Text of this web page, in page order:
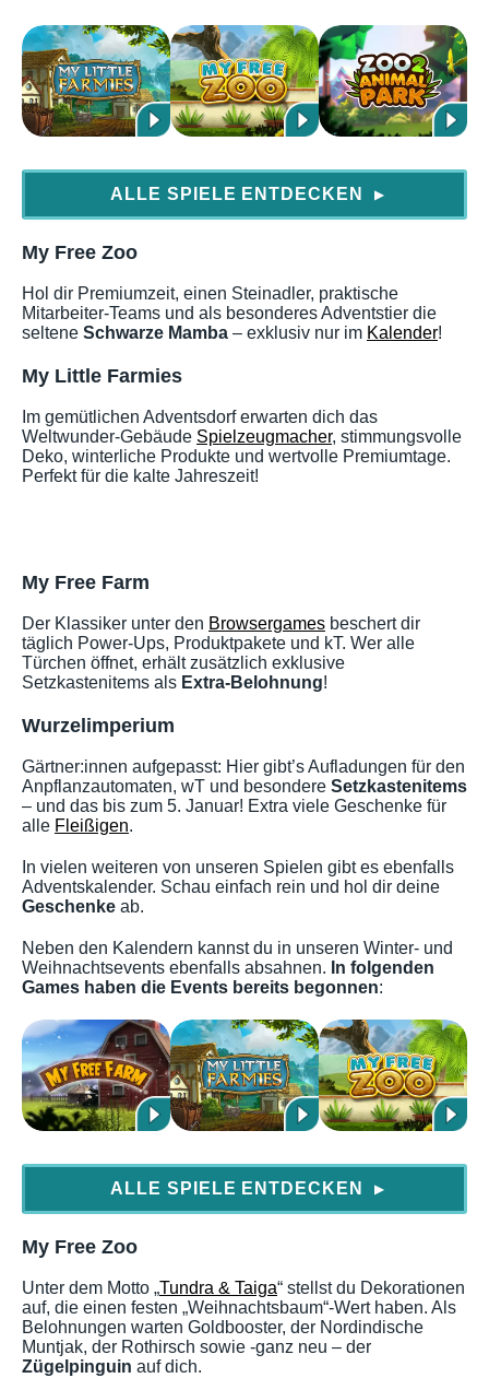
ALLE SPIELE ENTDECKEN ▶
My Free Zoo
Hol dir Premiumzeit, einen Steinadler, praktische
Mitarbeiter-Teams und als besonderes Adventstier die
seltene Schwarze Mamba – exklusiv nur im Kalender!
My Little Farmies
Im gemütlichen Adventsdorf erwarten dich das
Weltwunder-Gebäude Spielzeugmacher, stimmungsvolle
Deko, winterliche Produkte und wertvolle Premiumtage.
Perfekt für die kalte Jahreszeit!
My Free Farm
Der Klassiker unter den Browsergames beschert dir
täglich Power-Ups, Produktpakete und kT. Wer alle
Türchen öffnet, erhält zusätzlich exklusive
Setzkastenitems als Extra-Belohnung!
Wurzelimperium
Gärtner:innen aufgepasst: Hier gibt’s Aufladungen für den
Anpflanzautomaten, wT und besondere Setzkastenitems
– und das bis zum 5. Januar! Extra viele Geschenke für
alle Fleißigen.
In vielen weiteren von unseren Spielen gibt es ebenfalls
Adventskalender. Schau einfach rein und hol dir deine
Geschenke ab.
Neben den Kalendern kannst du in unseren Winter- und
Weihnachtsevents ebenfalls absahnen. In folgenden
Games haben die Events bereits begonnen:
ALLE SPIELE ENTDECKEN ▶
My Free Zoo
Unter dem Motto „Tundra & Taiga“ stellst du Dekorationen
auf, die einen festen „Weihnachtsbaum“-Wert haben. Als
Belohnungen warten Goldbooster, der Nordindische
Muntjak, der Rothirsch sowie -ganz neu – der
Zügelpinguin auf dich.